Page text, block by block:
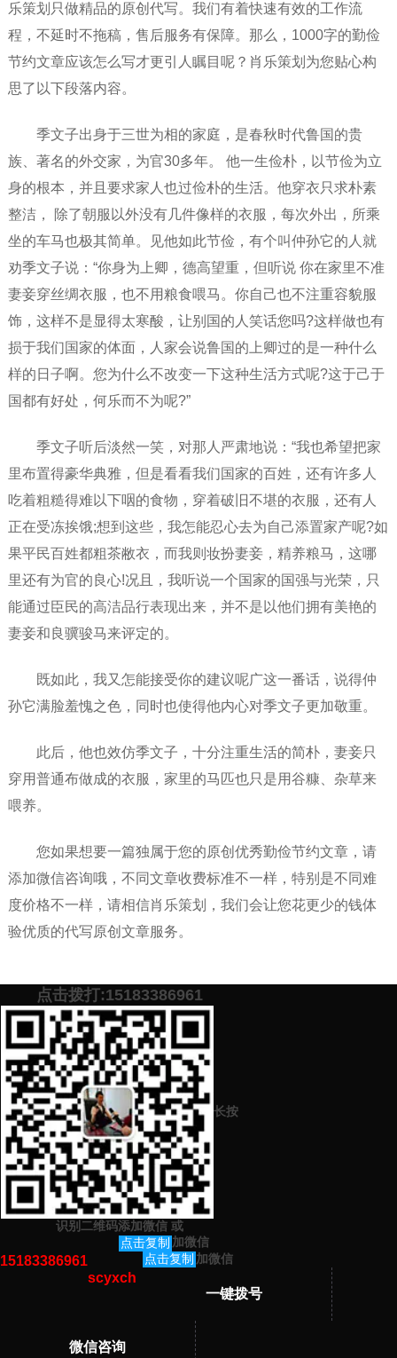
乐策划只做精品的原创代写。我们有着快速有效的工作流
程，不延时不拖稿，售后服务有保障。那么，1000字的勤俭
节约文章应该怎么写才更引人瞩目呢？肖乐策划为您贴心构
思了以下段落内容。
季文子出身于三世为相的家庭，是春秋时代鲁国的贵
族、著名的外交家，为官30多年。 他一生俭朴，以节俭为立
身的根本，并且要求家人也过俭朴的生活。他穿衣只求朴素
整洁， 除了朝服以外没有几件像样的衣服，每次外出，所乘
坐的车马也极其简单。见他如此节俭，有个叫仲孙它的人就
劝季文子说：“你身为上卿，德高望重，但听说 你在家里不准
妻妾穿丝绸衣服，也不用粮食喂马。你自己也不注重容貌服
饰，这样不是显得太寒酸，让别国的人笑话您吗?这样做也有
损于我们国家的体面，人家会说鲁国的上卿过的是一种什么
样的日子啊。您为什么不改变一下这种生活方式呢?这于己于
国都有好处，何乐而不为呢?”
季文子听后淡然一笑，对那人严肃地说：“我也希望把家
里布置得豪华典雅，但是看看我们国家的百姓，还有许多人
吃着粗糙得难以下咽的食物，穿着破旧不堪的衣服，还有人
正在受冻挨饿;想到这些，我怎能忍心去为自己添置家产呢?如
果平民百姓都粗茶敝衣，而我则妆扮妻妾，精养粮马，这哪
里还有为官的良心!况且，我听说一个国家的国强与光荣，只
能通过臣民的高洁品行表现出来，并不是以他们拥有美艳的
妻妾和良骥骏马来评定的。
既如此，我又怎能接受你的建议呢广这一番话，说得仲
孙它满脸羞愧之色，同时也使得他内心对季文子更加敬重。
此后，他也效仿季文子，十分注重生活的简朴，妻妾只
穿用普通布做成的衣服，家里的马匹也只是用谷糠、杂草来
喂养。
您如果想要一篇独属于您的原创优秀勤俭节约文章，请
添加微信咨询哦，不同文章收费标准不一样，特别是不同难
度价格不一样，请相信肖乐策划，我们会让您花更少的钱体
验优质的代写原创文章服务。
预约营销老师 添加微信号：scyxch
案！
上一篇：代写心得体会好的网站
下一篇：比赛演讲稿怎么写能赢
猜你感兴趣的内容
暂无相关文章！
点击拨打:15183386961
长按
识别二维码添加微信 或
点击复制
15183386961
加微信
点击复制
scyxch
加微信
一键拨号
微信咨询